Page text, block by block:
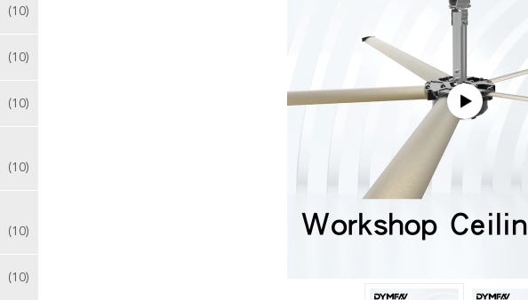
(10)
(10)
(10)
(10)
(10)
(10)